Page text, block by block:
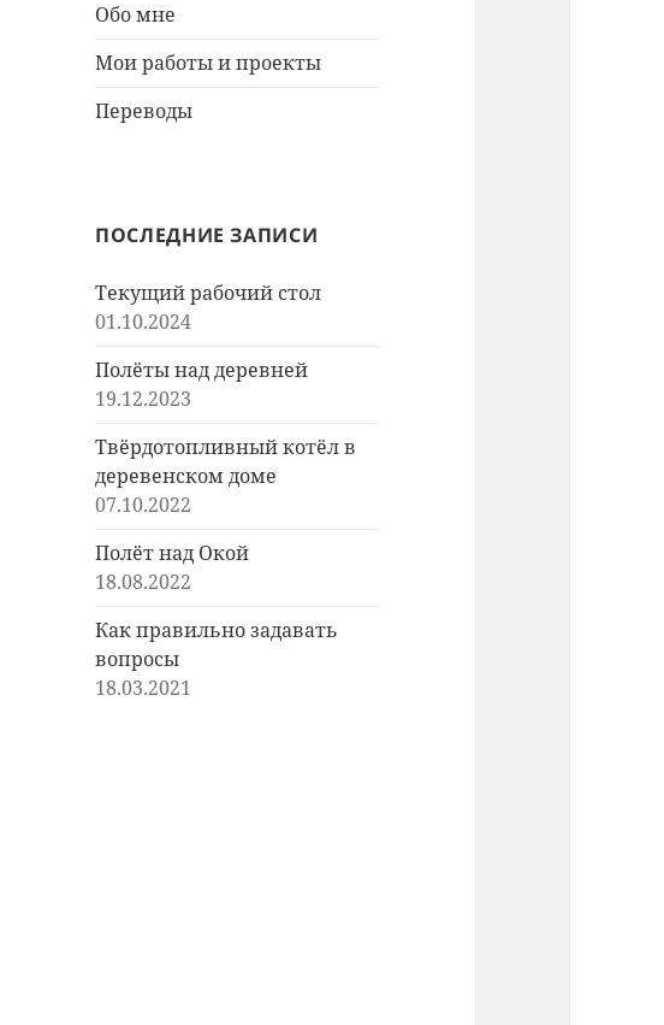
Обо мне
Мои работы и проекты
Переводы
ПОСЛЕДНИЕ ЗАПИСИ
Текущий рабочий стол
01.10.2024
Полёты над деревней
19.12.2023
Твёрдотопливный котёл в
деревенском доме
07.10.2022
Полёт над Окой
18.08.2022
Как правильно задавать
вопросы
18.03.2021